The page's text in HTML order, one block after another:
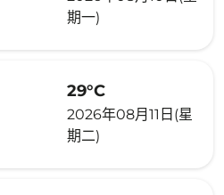
期一)
29°C
2026年08月11日(星
期二)